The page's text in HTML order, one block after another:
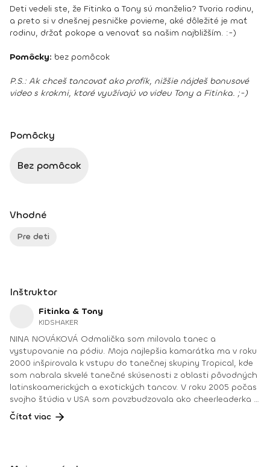
Deti vedeli ste, že Fitinka a Tony sú manželia? Tvoria rodinu,
a preto si v dnešnej pesničke povieme, aké dôležité je mať
rodinu, držať pokope a venovať sa našim najbližším. :-)
Pomôcky: bez pomôcok
P.S.: Ak chceš tancovať ako profík, nižšie nájdeš bonusové
video s krokmi, ktoré využívajú vo videu Tony a Fitinka. ;-)
Pomôcky
Bez pomôcok
Vhodné
Pre deti
Inštruktor
Fitinka & Tony
KIDSHAKER
NINA NOVÁKOVÁ Odmalička som milovala tanec a
vystupovanie na pódiu. Moja najlepšia kamarátka ma v roku
2000 inšpirovala k vstupu do tanečnej skupiny Tropical, kde
som nabrala skvelé tanečné skúsenosti z oblasti pôvodných
latinskoamerických a exotických tancov. V roku 2005 počas
svojho štúdia v USA som povzbudzovala ako cheerleaderka a
takto postupne som naberala rôzne skúsenosti v oblasti
tanca a športu. V roku 2010 som sa stala certifikovanou
Čítať viac